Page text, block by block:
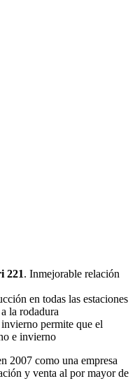
221. Inmejorable relación
en todas las estaciones
la rodadura
permite que el
e invierno
2007 como una empresa
y venta al por mayor de